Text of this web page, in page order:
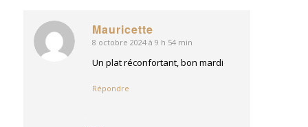
Mauricette
dit
:
8 octobre 2024 à 9 h 54 min
Un plat réconfortant, bon mardi
Répondre